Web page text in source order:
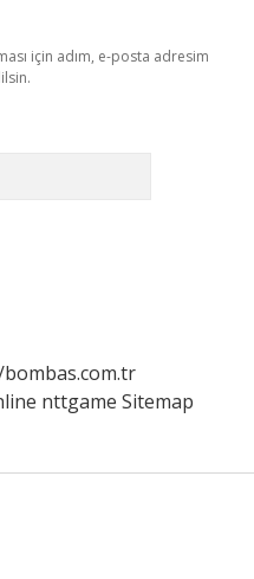
için adım, e-posta adresim
nttgame Sitemap